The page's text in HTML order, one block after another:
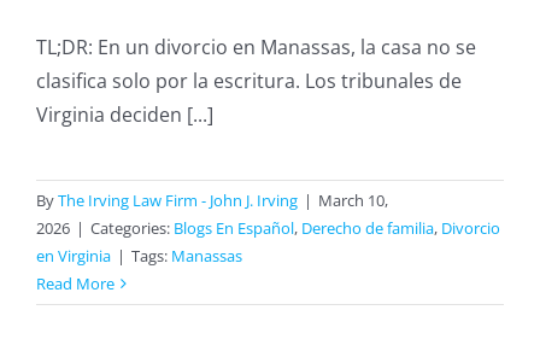
TL;DR: En un divorcio en Manassas, la casa no se
clasifica solo por la escritura. Los tribunales de
Virginia deciden [...]
ByThe Irving Law Firm - John J. Irving | March 10,
2026 | Categories: Blogs En Español, Derecho de familia, Divorcio
en Virginia | Tags: Manassas
Read More